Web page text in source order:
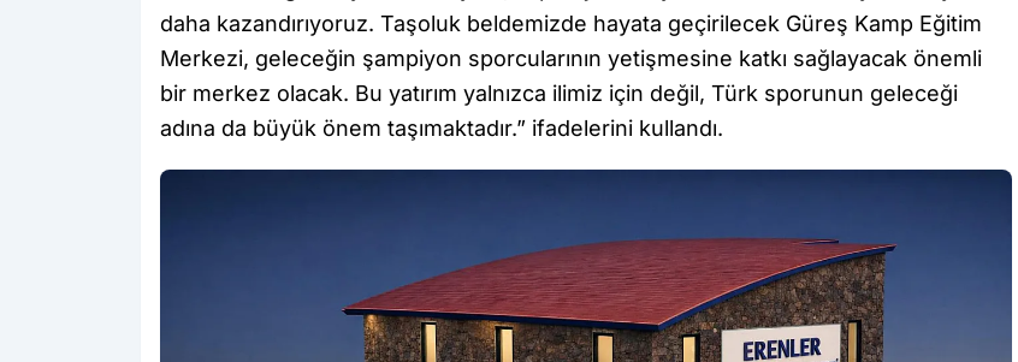
daha kazandırıyoruz. Taşoluk beldemizde hayata geçirilecek Güreş Kamp Eğitim
Merkezi, geleceğin şampiyon sporcularının yetişmesine katkı sağlayacak önemli
bir merkez olacak. Bu yatırım yalnızca ilimiz için değil, Türk sporunun geleceği
adına da büyük önem taşımaktadır.” ifadelerini kullandı.